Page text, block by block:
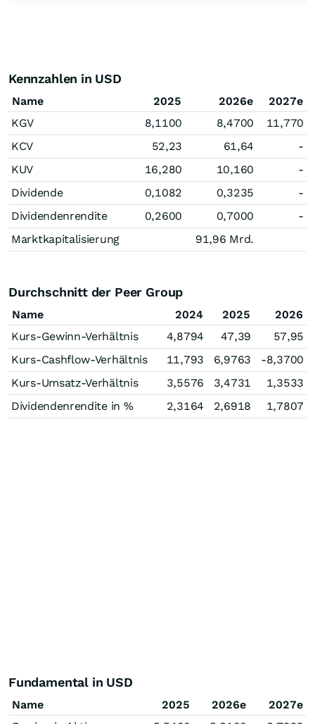
Kennzahlen in USD
Name 2025 2026e
2027e
KGV
8,1100 8,4700
11,770
KCV
52,23 61,64
-
KUV
16,280 10,160
-
Dividende
0,1082 0,3235
-
Dividendenrendite
0,2600 0,7000
-
Marktkapitalisierung
91,96 Mrd.
Durchschnitt der Peer Group
Name 2024 2025
2026
Kurs-Gewinn-Verhältnis
4,8794 47,39
57,95
Kurs-Cashflow-Verhältnis
11,793 6,9763
-8,3700
Kurs-Umsatz-Verhältnis
3,5576 3,4731
1,3533
Dividendenrendite in %
2,3164 2,6918 1,7807
Fundamental in USD
Name 2025 2026e
2027e